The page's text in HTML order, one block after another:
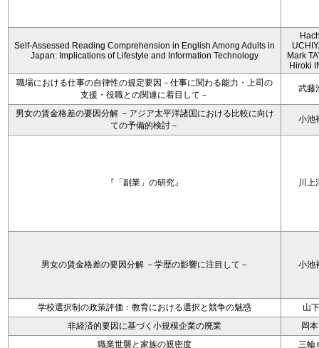
Self-Assessed Reading Comprehension in English Among Adults in
Japan: Implications of Lifestyle and Information Technology
Mark
Hiroki
職場における仕事の自律性の規定要因－仕事に関わる能力・上司の
支援・役職との関連に着目して－
武藤
男女の賃金格差の要因分解 －アジア太平洋諸国における比較に向け
ての予備的検討－
小池
『「副業」の研究』 川上
男女の賃金格差の要因分解 －学歴の影響に注目して－ 小池
学校選択制の政策評価：教育における選択と競争の魅惑
山
非経済的要因に基づく小規模企業の廃業
岡
職業世襲と家族の親密度
三輪